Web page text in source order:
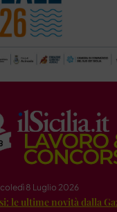
8 Luglio 2026
le ultime novità dalla